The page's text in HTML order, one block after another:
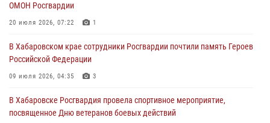
За прошедшую неделю в Хабаровском крае росгвардейцы провели
свыше 120 проверок условий хранения оружия
ОМОН Росгвардии
20 июля 2026, 07:22 1
В Хабаровском крае сотрудники Росгвардии почтили память Героев
Российской Федерации
09 июля 2026, 04:35 3
В Хабаровске Росгвардия провела спортивное мероприятие,
посвященное Дню ветеранов боевых действий